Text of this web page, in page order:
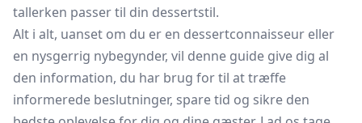
tallerken passer til din dessertstil.
Alt i alt, uanset om du er en dessertconnaisseur eller
en nysgerrig nybegynder, vil denne guide give dig al
den information, du har brug for til at træffe
informerede beslutninger, spare tid og sikre den